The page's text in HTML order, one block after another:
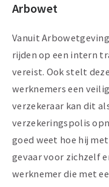
Arbowet
Vanuit
rijden op een intern
vereist. Ook stelt
werknemers een
verzekeraar kan dit
verzekeringspolis
goed weet hoe hij
gevaar voor zichzelf
werknemer die met